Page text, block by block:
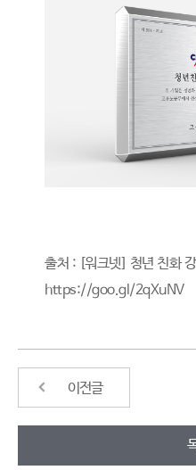
출처 : [워크넷] 청년 친화
https://goo.gl/2qXuNV
이전글